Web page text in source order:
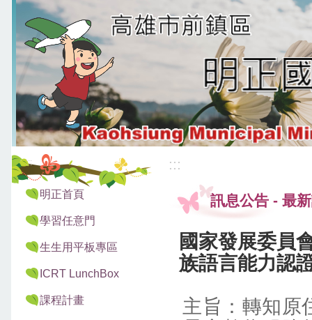
:::
明正首頁
學習任意門
生生用平板專區
ICRT LunchBox
課程計畫
:::
訊息公告 - 最
國家發展委員
族語言能力認
主旨：轉知原